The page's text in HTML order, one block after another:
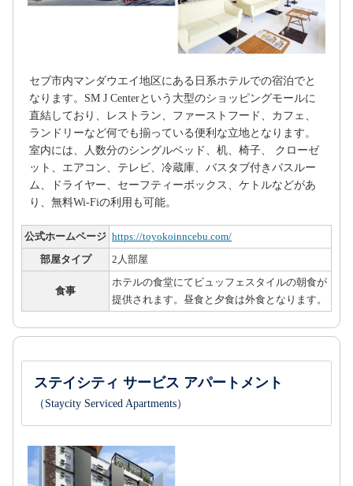
セブ市内マンダウエイ地区にある日系ホテルでの宿泊でと
なります。SM J Centerという大型のショッピングモールに
直結しており、レストラン、ファーストフード、カフェ、
ランドリーなど何でも揃っている便利な立地となります。
室内には、人数分のシングルベッド、机、椅子、 クローゼ
ット、エアコン、テレビ、冷蔵庫、バスタブ付きバスルー
ム、ドライヤー、セーフティーボックス、ケトルなどがあ
り、無料Wi-Fiの利用も可能。
公式ホームページ https://toyokoinncebu.com/
部屋タイプ 2人部屋
食事
ホテルの食堂にてビュッフェスタイルの朝食が
提供されます。昼食と夕食は外食となります。
ステイシティ サービス アパートメント
（Staycity Serviced Apartments）